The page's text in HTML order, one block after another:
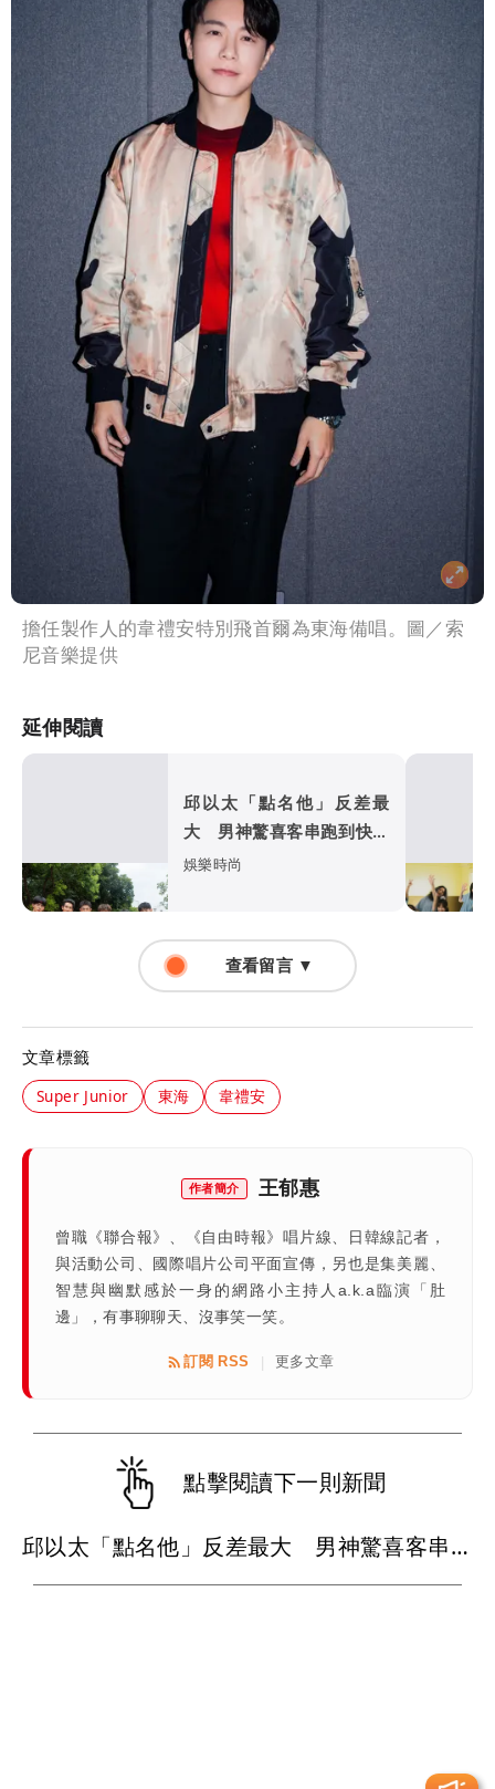
擔任製作人的韋禮安特別飛首爾為東海備唱。圖／索
尼音樂提供
延伸閱讀
邱以太「點名他」反差最
大 男神驚喜客串跑到快虛
脫
娛樂時尚
查看留言 ▼
文章標籤
Super Junior 東海 韋禮安
作者簡介 王郁惠
曾職《聯合報》、《自由時報》唱片線、日韓線記者，
與活動公司、國際唱片公司平面宣傳，另也是集美麗、
智慧與幽默感於一身的網路小主持人a.k.a臨演「肚
邊」，有事聊聊天、沒事笑一笑。
訂閱 RSS | 更多文章
點擊閱讀下一則新聞
邱以太「點名他」反差最大 男神驚喜客串跑到快虛脫